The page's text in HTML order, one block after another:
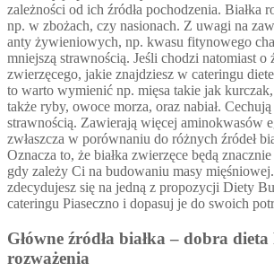
zależności od ich źródła pochodzenia. Białka
np. w zbożach, czy nasionach. Z uwagi na
anty żywieniowych, np. kwasu fitynowego
mniejszą strawnością. Jeśli chodzi natomiast o
zwierzęcego, jakie znajdziesz w cateringu
to warto wymienić np. mięsa takie jak
także ryby, owoce morza, oraz nabiał.
strawnością. Zawierają więcej aminokwasów
zwłaszcza w porównaniu do różnych źródeł
Oznacza to, że białka zwierzęce będą
gdy zależy Ci na budowaniu masy
zdecydujesz się na jedną z propozycji Diety
cateringu Piaseczno i dopasuj je do swoich
Główne źródła białka – dobra
rozważenia